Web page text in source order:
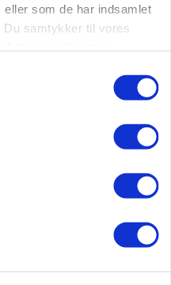
som de har indsamlet
Du samtykker til vores